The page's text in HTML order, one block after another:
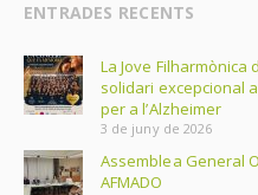
ENTRADES RECENTS
La Jove Filharmònica
solidari excepcional
per a l’Alzheimer
3 de juny de 2026
Assemblea General
AFMADO